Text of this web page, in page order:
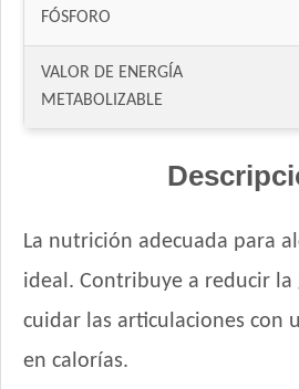
Gran Campeón Gato Adulto
Handler Gato Adulto
Iron Pet Gato Adulto
Jaspe Premium Gato Adulto
Kedi Special Care
Keiko Gato Adulto Mix de Pescados
Kongo Gato Adulto sabor Carne y Pollo
FÓSFORO
VALOR DE ENERGÍA
METABOLIZABLE
La nutrición adecuada para
ideal. Contribuye a reducir la
cuidar las articulaciones con
en calorías.